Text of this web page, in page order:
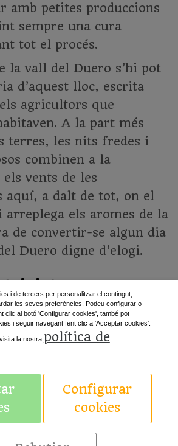
amb petites produccions
sempre una cura
tot el procés.
la vall del Duero s’hi pot
d’aquest lloc, escrita
agricultors que
A la part més
terres, les nits fredes i
combinen a la
vents de les
aquí, a dalt de tot, on el
els aromes de la
de convertir-se algun dia
Duero digne d’elogi.
Següent»
Avís legal
i de tercers per personalitzar el contingut,
les seves preferències. Podeu configurar o
clic al botó 'Configurar cookies', també pot
i seguir navegant fent clic a 'Acceptar cookies'.
la nostra política de
Configurar
cookies